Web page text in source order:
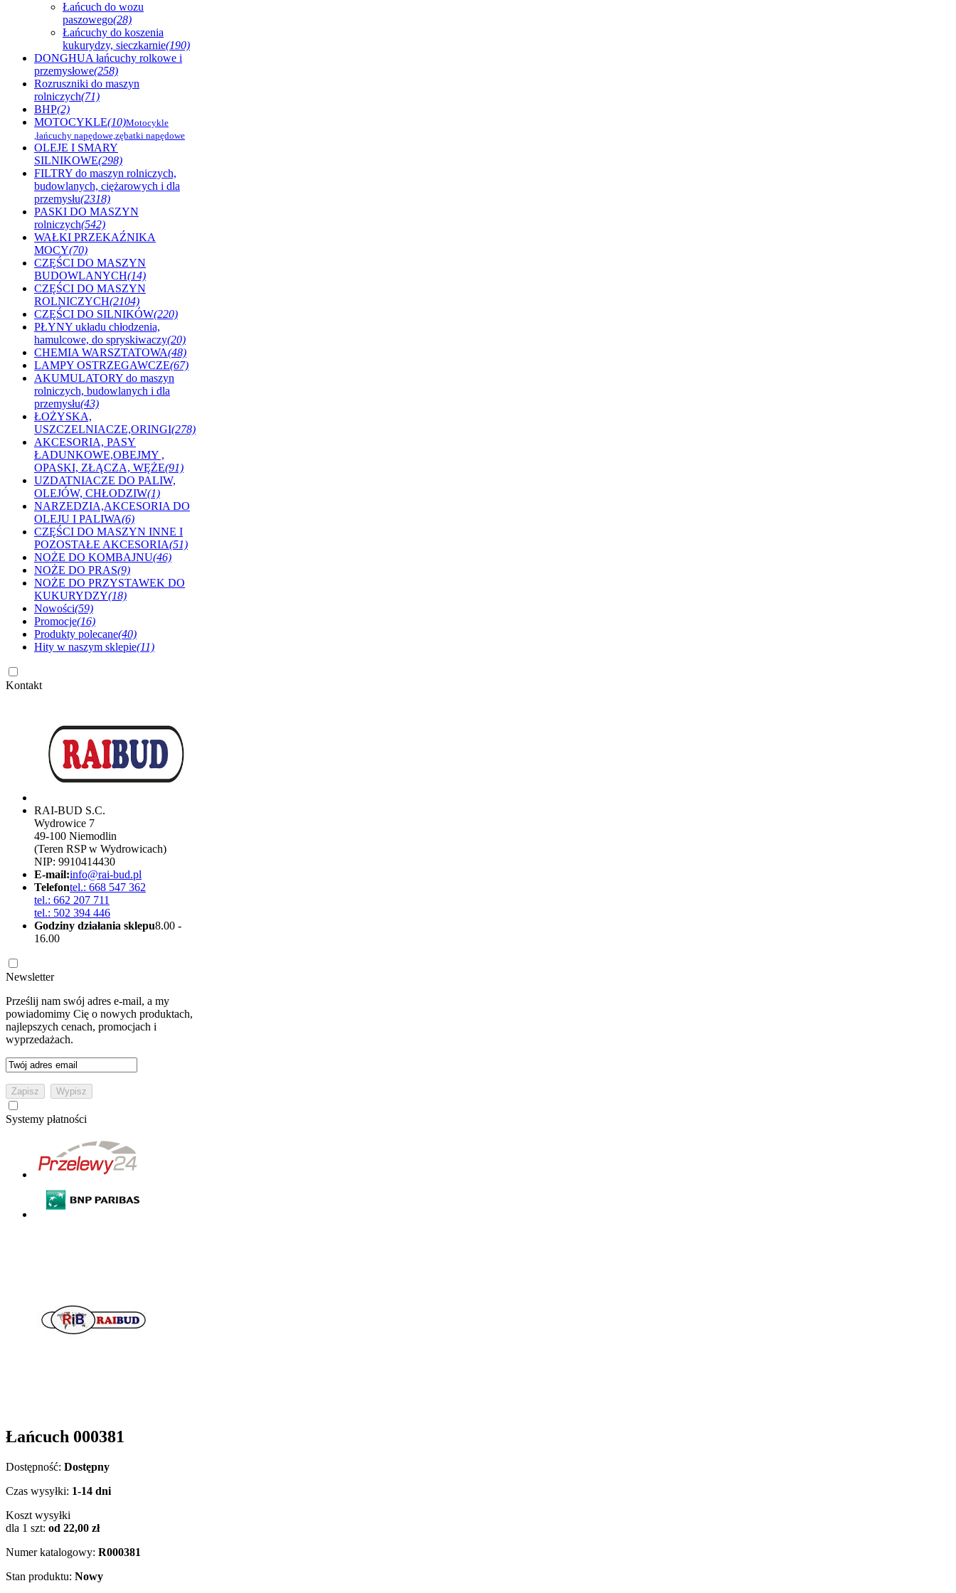
Łańcuch do wozu
paszowego(28)
Łańcuchy do koszenia
kukurydzy, sieczkarnie(190)
DONGHUA łańcuchy rolkowe i
przemysłowe(258)
Rozruszniki do maszyn
rolniczych(71)
BHP(2)
MOTOCYKLE(10)Motocykle
,łańcuchy napędowe,zębatki napędowe
OLEJE I SMARY
SILNIKOWE(298)
FILTRY do maszyn rolniczych,
budowlanych, ciężarowych i dla
przemysłu(2318)
PASKI DO MASZYN
rolniczych(542)
WAŁKI PRZEKAŹNIKA
MOCY(70)
CZĘŚCI DO MASZYN
BUDOWLANYCH(14)
CZĘŚCI DO MASZYN
ROLNICZYCH(2104)
CZĘŚCI DO SILNIKÓW(220)
PŁYNY układu chłodzenia,
hamulcowe, do spryskiwaczy(20)
CHEMIA WARSZTATOWA(48)
LAMPY OSTRZEGAWCZE(67)
AKUMULATORY do maszyn
rolniczych, budowlanych i dla
przemysłu(43)
ŁOŻYSKA,
USZCZELNIACZE,ORINGI(278)
AKCESORIA, PASY
ŁADUNKOWE,OBEJMY ,
OPASKI, ZŁĄCZA, WĘŻE(91)
UZDATNIACZE DO PALIW,
OLEJÓW, CHŁODZIW(1)
NARZEDZIA,AKCESORIA DO
OLEJU I PALIWA(6)
CZĘŚCI DO MASZYN INNE I
POZOSTAŁE AKCESORIA(51)
NOŻE DO KOMBAJNU(46)
NOŻE DO PRAS(9)
NOŻE DO PRZYSTAWEK DO
KUKURYDZY(18)
Nowości(59)
Promocje(16)
Produkty polecane(40)
Hity w naszym sklepie(11)
Kontakt
RAI-BUD S.C.
Wydrowice 7
49-100 Niemodlin
(Teren RSP w Wydrowicach)
NIP: 9910414430
E-mail:info@rai-bud.pl
Telefontel.: 668 547 362
tel.: 662 207 711
tel.: 502 394 446
Godziny działania sklepu8.00 -
16.00
Newsletter
Prześlij nam swój adres e-mail, a my
powiadomimy Cię o nowych produktach,
najlepszych cenach, promocjach i
wyprzedażach.
Systemy płatności
Łańcuch 000381
Dostępność: Dostępny
Czas wysyłki: 1-14 dni
Koszt wysyłki
dla 1 szt: od 22,00 zł
Numer katalogowy: R000381
Stan produktu: Nowy